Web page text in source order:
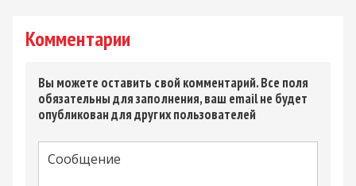
Комментарии
Вы можете оставить свой комментарий. Все поля
обязательны для заполнения, ваш email не будет
опубликован для других пользователей